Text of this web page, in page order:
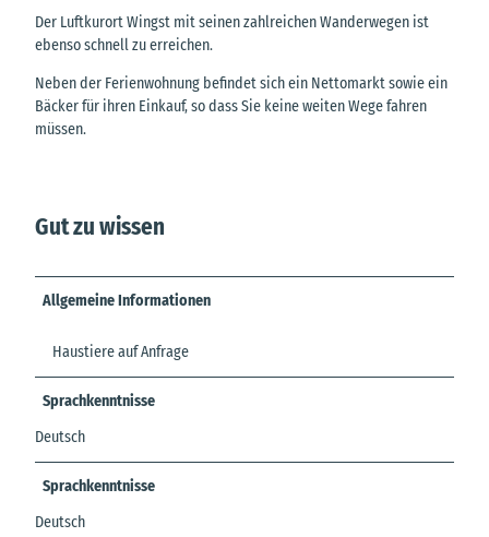
Der Luftkurort Wingst mit seinen zahlreichen Wanderwegen ist
ebenso schnell zu erreichen.
Neben der Ferienwohnung befindet sich ein Nettomarkt sowie ein
Bäcker für ihren Einkauf, so dass Sie keine weiten Wege fahren
müssen.
Gut zu wissen
Allgemeine Informationen
Haustiere auf Anfrage
Sprachkenntnisse
Deutsch
Sprachkenntnisse
Deutsch